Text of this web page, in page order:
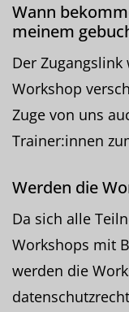
Wann
meinem
Der
Workshop
Zuge von uns
Trainer:innen
Werden die
Da sich alle
Workshops mit
werden die